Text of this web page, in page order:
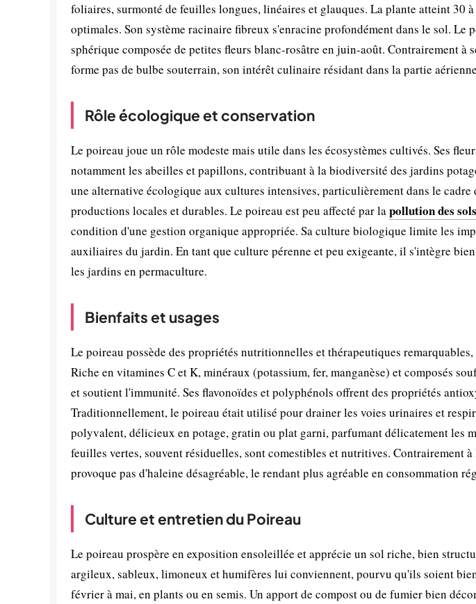
foliaires, surmonté de feuilles longues, linéaires et glauques. La plante atteint 30
optimales. Son système racinaire fibreux s'enracine profondément dans le sol. Le
sphérique composée de petites fleurs blanc-rosâtre en juin-août. Contrairement à
forme pas de bulbe souterrain, son intérêt culinaire résidant dans la partie
Rôle écologique et conservation
Le poireau joue un rôle modeste mais utile dans les écosystèmes cultivés. Ses
notamment les abeilles et papillons, contribuant à la biodiversité des jardins
une alternative écologique aux cultures intensives, particulièrement dans le cadre
productions locales et durables. Le poireau est peu affecté par lapollution des sols
condition d'une gestion organique appropriée. Sa culture biologique limite les
auxiliaires du jardin. En tant que culture pérenne et peu exigeante, il s'intègre
les jardins en permaculture.
Bienfaits et usages
Le poireau possède des propriétés nutritionnelles et thérapeutiques
Riche en vitamines C et K, minéraux (potassium, fer, manganèse) et composés
et soutient l'immunité. Ses flavonoïdes et polyphénols offrent des propriétés
Traditionnellement, le poireau était utilisé pour drainer les voies urinaires et
polyvalent, délicieux en potage, gratin ou plat garni, parfumant délicatement les
feuilles vertes, souvent résiduelles, sont comestibles et nutritives. Contrairement
provoque pas d'haleine désagréable, le rendant plus agréable en consommation
Culture et entretien du Poireau
Le poireau prospère en exposition ensoleillée et apprécie un sol riche, bien
argileux, sableux, limoneux et humifères lui conviennent, pourvu qu'ils soient
février à mai, en plants ou en semis. Un apport de compost ou de fumier bien